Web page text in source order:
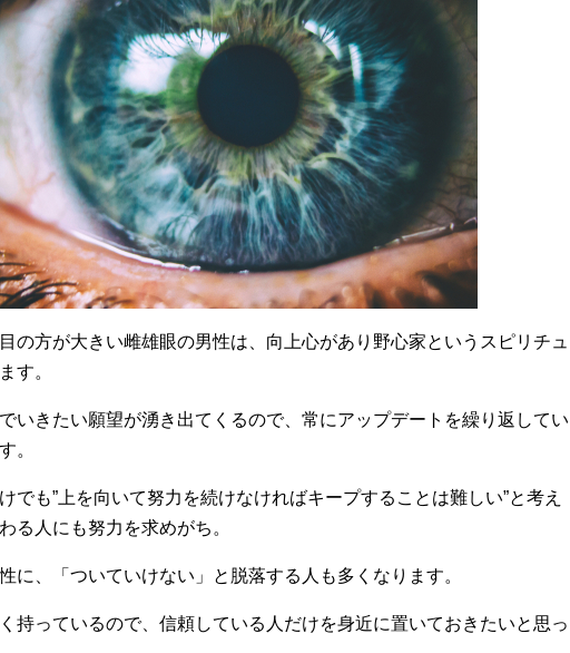
の方が大きい雌雄眼の男性は、向上心があり野心家というスピリチュ
す。
いきたい願望が湧き出てくるので、常にアップデートを繰り返してい
。
でも”上を向いて努力を続けなければキープすることは難しい”と考え
る人にも努力を求めがち。
に、「ついていけない」と脱落する人も多くなります。
持っているので、信頼している人だけを身近に置いておきたいと思っ